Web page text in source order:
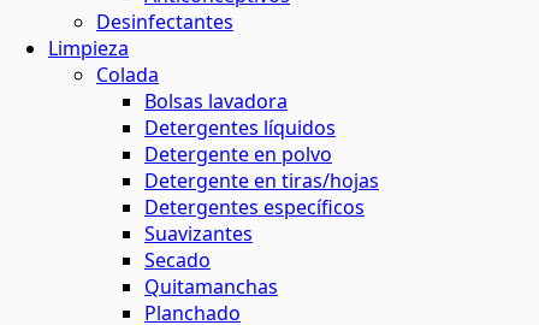
Desinfectantes
Limpieza
Colada
Bolsas lavadora
Detergentes líquidos
Detergente en polvo
Detergente en tiras/hojas
Detergentes específicos
Suavizantes
Secado
Quitamanchas
Planchado